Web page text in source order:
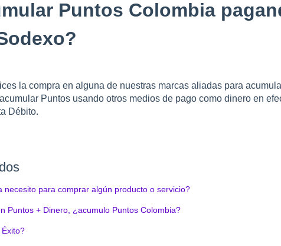
Puntos Colombia
la compra en alguna de nuestras marcas aliadas para
Puntos usando otros medios de pago como dinero en
Débito.
necesito para comprar algún producto o servicio?
Puntos + Dinero, ¿acumulo Puntos Colombia?